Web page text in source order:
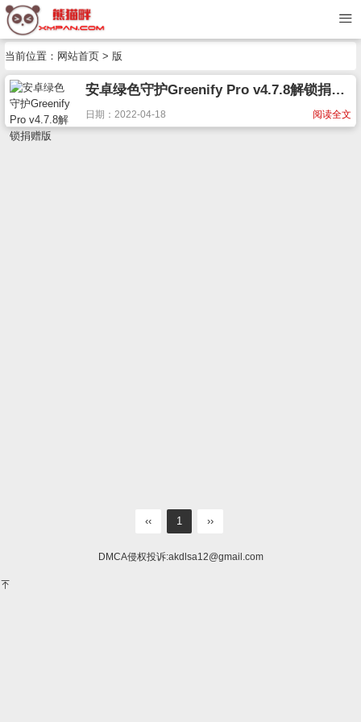
当前位置： 网站首页 > 版
安卓绿色守护Greenify Pro v4.7.8解锁捐赠版
阅读全文
日期：2022-04-18
‹‹ 1 ››
DMCA侵权投诉:akdlsa12@gmail.com